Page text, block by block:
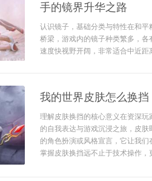
手的镜界升华之路
认识镜子，基础分类与特性在和
桥梁，游戏内的镜子种类繁多，
速度快视野开阔，非常适合中近
我的世界皮肤怎么换
理解皮肤换挡的核心意义在资深
的自我表达与游戏沉浸之旅，皮
的角色扮演或风格宣言，它让我
掌握皮肤换挡远不止于技术操作